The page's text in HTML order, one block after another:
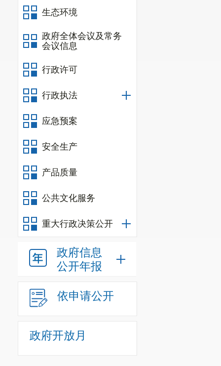
生态环境
政府全体会议及常务
会议信息
行政许可
行政执法
应急预案
安全生产
产品质量
公共文化服务
重大行政决策公开
政府信息
公开年报
依申请公开
政府开放月